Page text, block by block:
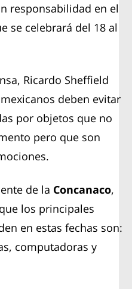
responsabilidad en el
se celebrará del 18 al
Ricardo Sheffield
deben evitar
por objetos que no
pero que son
de la Concanaco,
los principales
en estas fechas son:
computadoras y